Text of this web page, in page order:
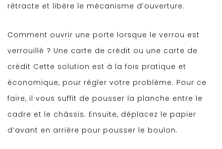
rétracte et libère le mécanisme d’ouverture.
Comment ouvrir une porte lorsque le verrou est
verrouillé ? Une carte de crédit ou une carte de
crédit Cette solution est à la fois pratique et
économique, pour régler votre problème. Pour ce
faire, il vous suffit de pousser la planche entre le
cadre et le châssis. Ensuite, déplacez le papier
d’avant en arrière pour pousser le boulon.